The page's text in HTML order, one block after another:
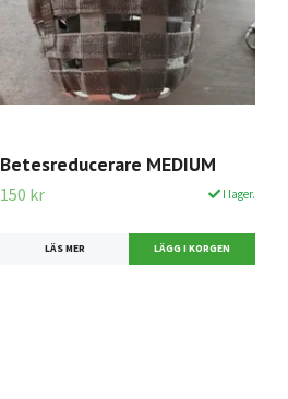
Betesreducerare MEDIUM
150 kr I lager.
LÄS MER